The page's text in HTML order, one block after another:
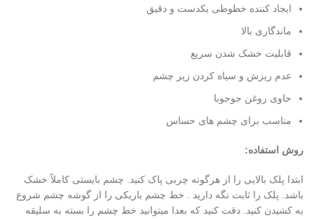
ایجاد کننده خطوطی یکدست و دقیق
ماندگاری بالا
قابلیت خشک شدن سریع
عدم ریزش و سیاه کردن زیر چشم
حاوی روغن جوجوبا
مناسب برای چشم های حساس
روش استفاده:
ابتدا پلک بالایی را از هرگونه چربی پاک کنید. چشم بایستی کاملاً خشک
باشد. پلک را ثابت نگه دارید . خط چشم باریکی را از گوشه چشم شروع
به کشیدن کنید. دقت کنید که بعدا میتوانید خط چشم را بسته به سلیقه